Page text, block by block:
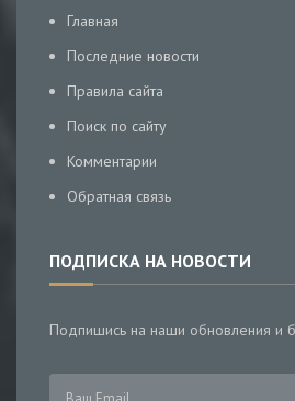
Главная
Последние новости
Правила сайта
Поиск по сайту
Комментарии
Обратная связь
ПОДПИСКА НА НОВОСТИ
Подпишись на наши обновления и